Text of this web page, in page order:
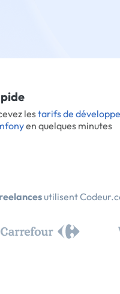
lestarifs de
en quelques minutes
utilisent